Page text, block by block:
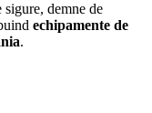
demne de
echipamente de
.